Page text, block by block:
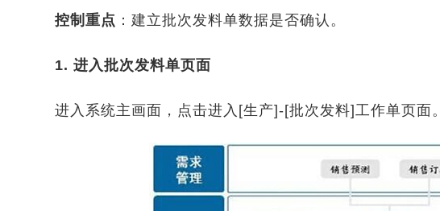
控制重点 ：建立批次发料单数据是否确认。
1. 进入批次发料单页面
进入系统主画面，点击进入[生产]-[批次发料]工作单页面。